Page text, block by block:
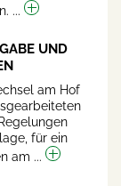
...
UND
am Hof
für ein
am ...